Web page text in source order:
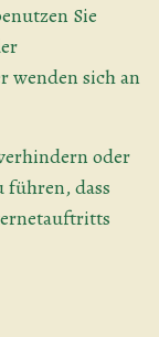
Sie
wenden sich an
oder
führen, dass